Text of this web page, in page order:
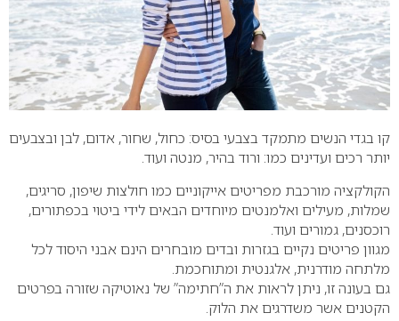
קו בגדי הנשים מתמקד בצבעי בסיס: כחול, שחור, אדום, לבן ובצבעים
יותר רכים ועדינים כמו: ורוד בהיר, מנטה ועוד.
הקולקציה מורכבת מפריטים אייקוניים כמו חולצות שיפון, סריגים,
שמלות, מעילים ואלמנטים מיוחדים הבאים לידי ביטוי בכפתורים,
רוכסנים, גמורים ועוד.
מגוון פריטים נקיים בגזרות ובדים מובחרים הינם אבני היסוד לכל
מלתחה מודרנית, אלגנטית ומתוחכמת.
גם בעונה זו, ניתן לראות את ה”חתימה” של נאוטיקה שזורה בפרטים
הקטנים אשר משדרגים את הלוק.